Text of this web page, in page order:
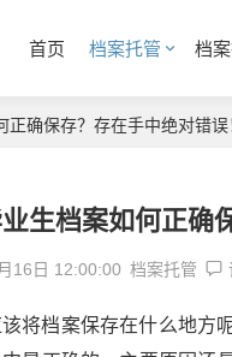
首页 档案托管 档
正确保存？存在手中绝对错误
生档案如何正确
16日 12:00:00 档案托管
将档案保存在什么地方